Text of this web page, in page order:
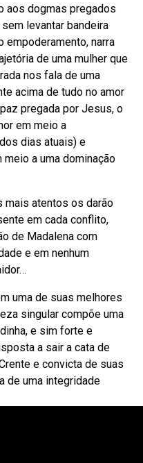
aos dogmas pregados
levantar bandeira
narra
de uma mulher que
nos fala de uma
acima de tudo no amor
pregada por Jesus, o
em meio a
dias atuais) e
a uma dominação
atentos os darão
em cada conflito,
de Madalena com
e em nenhum
uma de suas melhores
singular compõe uma
e sim forte e
a sair a cata de
e convicta de suas
de uma integridade